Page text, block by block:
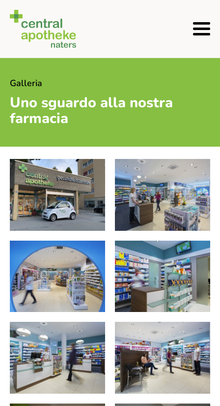
Galleria
Uno sguardo alla nostra
farmacia